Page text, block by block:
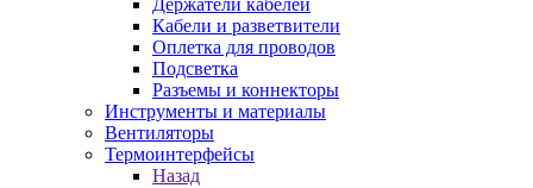
Держатели кабелей
Кабели и разветвители
Оплетка для проводов
Подсветка
Разъемы и коннекторы
Инструменты и материалы
Вентиляторы
Термоинтерфейсы
Назад